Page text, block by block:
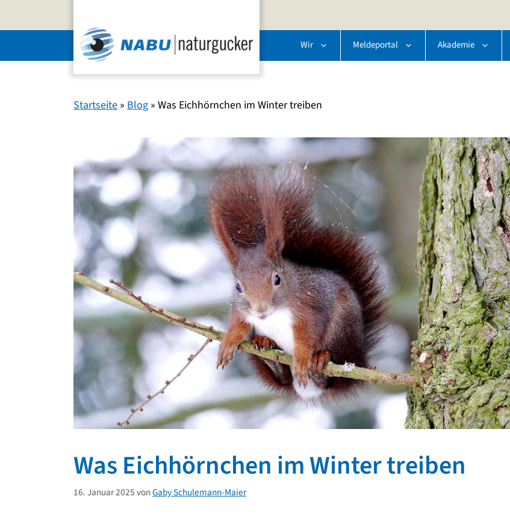
Wir Meldeportal Akademie
Startseite » Blog » Was Eichhörnchen im Winter treiben
Was Eichhörnchen im Winter treiben
16. Januar 2025vonGaby Schulemann-Maier